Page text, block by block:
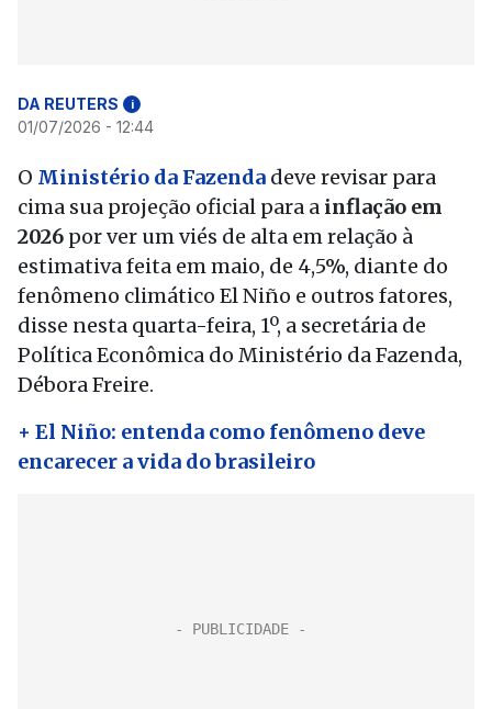
DA REUTERS i
01/07/2026 - 12:44
O Ministério da Fazenda deve revisar para
cima sua projeção oficial para a inflação em
2026 por ver um viés de alta em relação à
estimativa feita em maio, de 4,5%, diante do
fenômeno climático El Niño e outros fatores,
disse nesta quarta-feira, 1º, a secretária de
Política Econômica do Ministério da Fazenda,
Débora Freire.
+ El Niño: entenda como fenômeno deve
encarecer a vida do brasileiro